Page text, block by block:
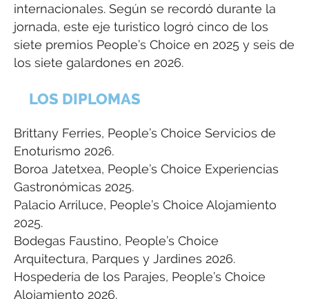
internacionales. Según se recordó durante la
jornada, este eje turistico logró cinco de los
siete premios People’s Choice en 2025 y seis de
los siete galardones en 2026.
LOS DIPLOMAS
Brittany Ferries, People’s Choice Servicios de
Enoturismo 2026.
Boroa Jatetxea, People’s Choice Experiencias
Gastronómicas 2025.
Palacio Arriluce, People’s Choice Alojamiento
2025.
Bodegas Faustino, People’s Choice
Arquitectura, Parques y Jardines 2026.
Hospedería de los Parajes, People’s Choice
Alojamiento 2026.